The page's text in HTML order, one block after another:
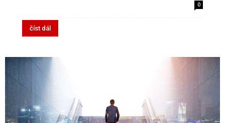
0
číst dál